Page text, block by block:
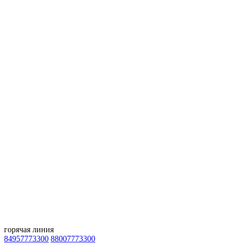
горячая линия
84957773300 88007773300